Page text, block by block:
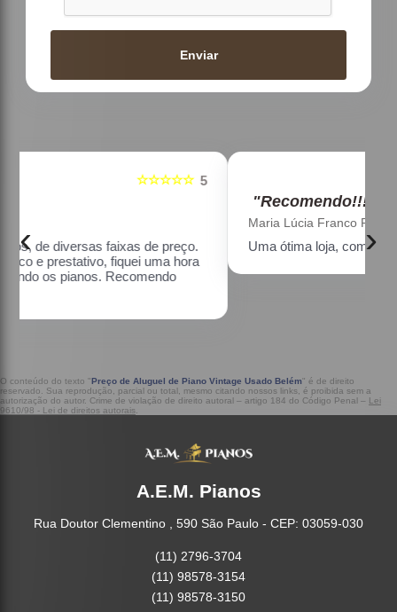
Enviar
Uma ótima loja, com pianos bons, amei.
‹ ›
O conteúdo do texto "Preço de Aluguel de Piano Vintage Usado Belém" é de direito
reservado. Sua reprodução, parcial ou total, mesmo citando nossos links, é proibida sem a
autorização do autor. Crime de violação de direito autoral – artigo 184 do Código Penal – Lei
9610/98 - Lei de direitos autorais
A.E.M. Pianos
Rua Doutor Clementino , 590 São Paulo - CEP: 03059-030
(11) 2796-3704
(11) 98578-3154
(11) 98578-3150